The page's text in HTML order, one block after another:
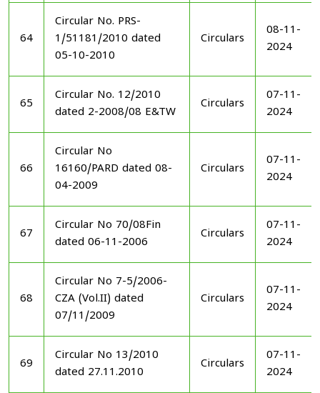
64
Circular No. PRS-
1/51181/2010 dated
05-10-2010
Circulars
08-11-
2024
65
Circular No. 12/2010
dated 2-2008/08 E&TW
Circulars
07-11-
2024
66
Circular No
16160/PARD dated 08-
04-2009
Circulars
07-11-
2024
67
Circular No 70/08Fin
dated 06-11-2006
Circulars
07-11-
2024
68
Circular No 7-5/2006-
CZA (Vol.II) dated
07/11/2009
Circulars
07-11-
2024
69
Circular No 13/2010
dated 27.11.2010
Circulars
07-11-
2024